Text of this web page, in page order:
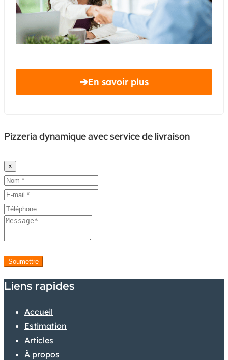
➔En savoir plus
Pizzeria dynamique avec service de livraison
×
Soumettre
Liens rapides
Accueil
Estimation
Articles
À propos